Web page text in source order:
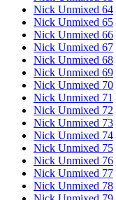
Nick Unmixed 64
Nick Unmixed 65
Nick Unmixed 66
Nick Unmixed 67
Nick Unmixed 68
Nick Unmixed 69
Nick Unmixed 70
Nick Unmixed 71
Nick Unmixed 72
Nick Unmixed 73
Nick Unmixed 74
Nick Unmixed 75
Nick Unmixed 76
Nick Unmixed 77
Nick Unmixed 78